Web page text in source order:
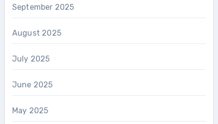
September 2025
August 2025
July 2025
June 2025
May 2025